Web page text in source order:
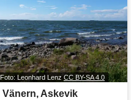
Foto: Leonhard LenzCC BY-SA 4.0
Vänern, Askevik